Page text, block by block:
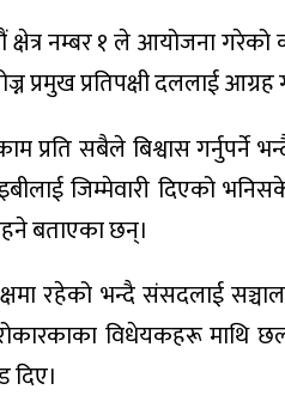
नम्बर १ ले आयोजना गरेको
प्रतिपक्षी दललाई आग्रह
सबैले बिश्वास गर्नुपर्ने
जिम्मेवारी दिएको
बताएका छन्।
रहेको भन्दै संसदलाई
विधेयकहरू